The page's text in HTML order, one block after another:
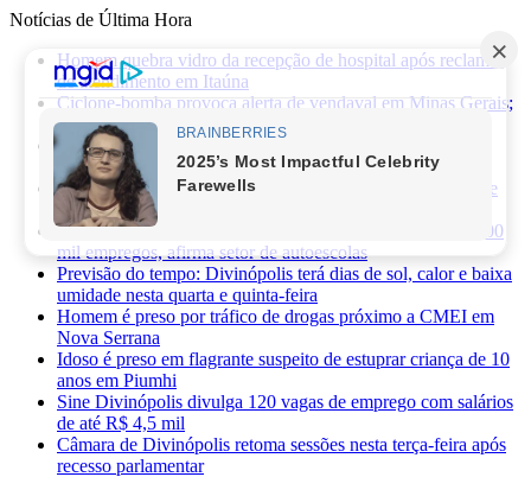
Notícias de Última Hora
Homem quebra vidro da recepção de hospital após reclamar
de atendimento em Itaúna
Ciclone-bomba provoca alerta de vendaval em Minas Gerais;
veja os impactos previstos para Divinópolis
Homem morre após sofrer choque elétrico e cair de oito
metros durante manutenção em academia
PRF apreende 75 mil maços de cigarros contrabandeados e
prende motorista na BR-262
Novas regras da CNH já provocaram perda de cerca de 100
mil empregos, afirma setor de autoescolas
Previsão do tempo: Divinópolis terá dias de sol, calor e baixa
umidade nesta quarta e quinta-feira
Homem é preso por tráfico de drogas próximo a CMEI em
Nova Serrana
Idoso é preso em flagrante suspeito de estuprar criança de 10
anos em Piumhi
Sine Divinópolis divulga 120 vagas de emprego com salários
de até R$ 4,5 mil
Câmara de Divinópolis retoma sessões nesta terça-feira após
recesso parlamentar